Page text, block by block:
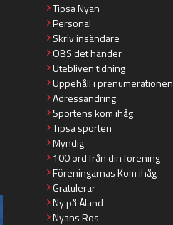
Tipsa Nyan
Personal
Skriv insändare
OBS det händer
Utebliven tidning
Uppehåll i prenumerationen
Adressändring
Sportens kom ihåg
Tipsa sporten
Myndig
100 ord från din förening
Föreningarnas Kom ihåg
Gratulerar
Ny på Åland
Nyans Ros